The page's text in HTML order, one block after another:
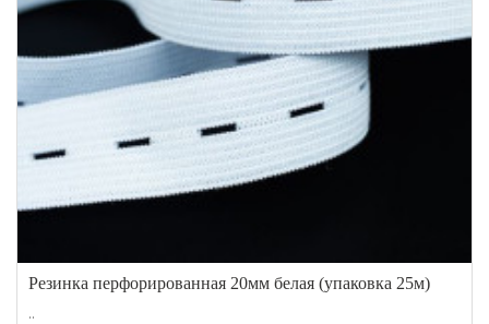
Резинка перфорированная 20мм белая (упаковка 25м)
..